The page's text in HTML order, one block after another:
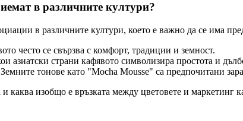
в различните култури?
в различните култури, което е важно да се има
често се свързва с комфорт, традиции и земност.
азиатски страни кафявото символизира простота и
тонове като "Mocha Mousse" са предпочитани
каква изобщо е връзката между цветовете и маркетинг